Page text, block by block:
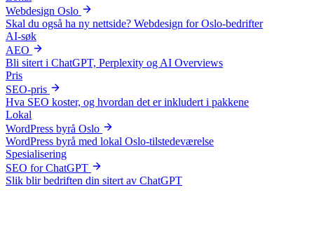
Webdesign Oslo
Skal du også ha ny nettside? Webdesign for Oslo-bedrifter
AI-søk
AEO
Bli sitert i ChatGPT, Perplexity og AI Overviews
Pris
SEO-pris
Hva SEO koster, og hvordan det er inkludert i pakkene
Lokal
WordPress byrå Oslo
WordPress byrå med lokal Oslo-tilstedeværelse
Spesialisering
SEO for ChatGPT
Slik blir bedriften din sitert av ChatGPT